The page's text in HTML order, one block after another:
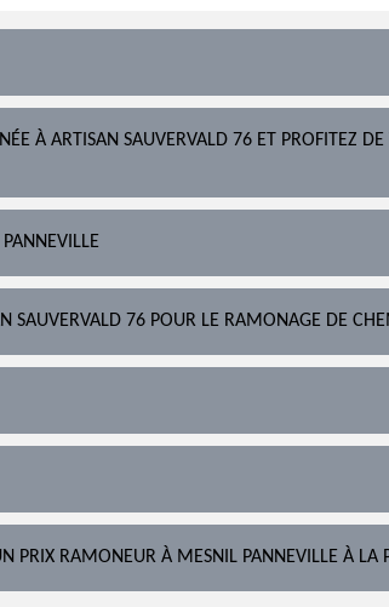
À ARTISAN SAUVERVALD 76 ET PROFITEZ
SAUVERVALD 76 POUR LE RAMONAGE DE
PRIX RAMONEUR À MESNIL PANNEVILLE À LA